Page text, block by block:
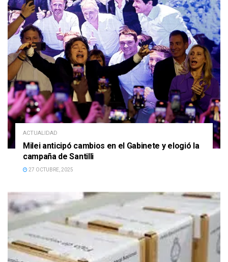
ACTUALIDAD
Milei anticipó cambios en el Gabinete y elogió la
campaña de Santilli
27 OCTUBRE, 2025